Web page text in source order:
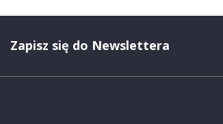
Zapisz się do Newslettera